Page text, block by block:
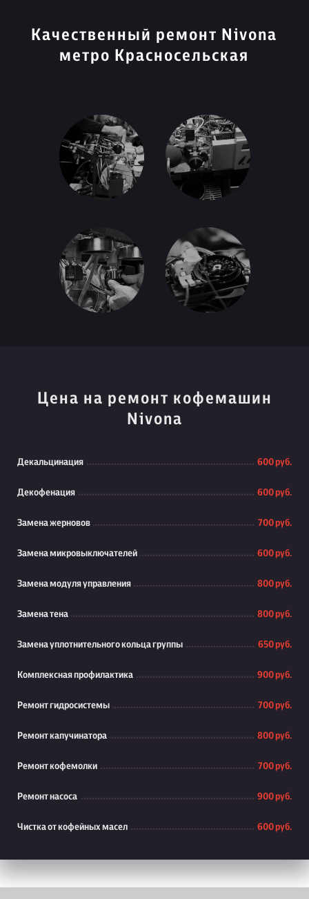
Качественный ремонт Nivona
метро Красносельская
Цена на ремонт кофемашин
Nivona
Декальцинация 600 руб.
Декофенация 600 руб.
Замена жерновов 700 руб.
Замена микровыключателей 600 руб.
Замена модуля управления 800 руб.
Замена тена 800 руб.
Замена уплотнительного кольца группы 650 руб.
Комплексная профилактика 900 руб.
Ремонт гидросистемы 700 руб.
Ремонт капучинатора 800 руб.
Ремонт кофемолки 700 руб.
Ремонт насоса 900 руб.
Чистка от кофейных масел 600 руб.